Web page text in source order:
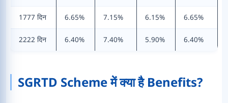
1777 दिन 6.65% 7.15% 6.15% 6.65%
2222 दिन 6.40% 7.40% 5.90% 6.40%
SGRTD Scheme में क्या है Benefits?